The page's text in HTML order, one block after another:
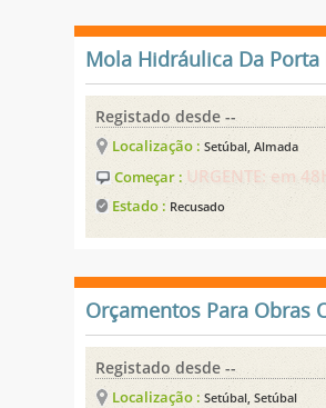
Mola Hidráulica Da
Registado desde --
Localização :Setúbal, Almada
Começar : URGENTE: em
Estado : Recusado
Orçamentos Para Obras
Registado desde --
Localização :Setúbal, Setúbal